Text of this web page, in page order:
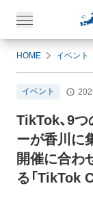
HOME イベント
イベント
TikTok、9
ーが香川に
開催に合わ
る「TikTok